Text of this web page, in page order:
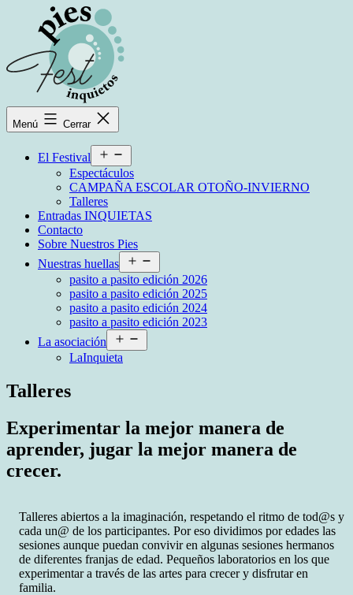
contenido
Festival
Pies
Menú Cerrar
El Festival
el
menú
Espectáculos
CAMPAÑA ESCOLAR OTOÑO-INVIERNO
Talleres
Entradas INQUIETAS
Contacto
Sobre Nuestros Pies
Nuestras huellas
el
menú
pasito a pasito edición 2026
pasito a pasito edición 2025
pasito a pasito edición 2024
pasito a pasito edición 2023
La asociación
el
LaInquieta
Talleres
Experimentar la mejor manera de
aprender, jugar la mejor manera de
crecer.
Talleres abiertos a la imaginación, respetando el ritmo de tod@s y
cada un@ de los participantes. Por eso dividimos por edades las
sesiones aunque puedan convivir en algunas sesiones hermanos
de diferentes franjas de edad. Pequeños laboratorios en los que
experimentar a través de las artes para crecer y disfrutar en
familia.